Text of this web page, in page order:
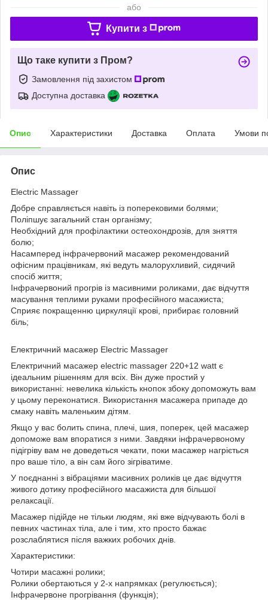
або
Купити з
Що таке купити з Пром?
Замовлення під захистом
Доступна доставка
Опис Характеристики Доставка Оплата Умови
Опис
Electric Massager
Добре справляється навіть із поперековими болями;
Поліпшує загальний стан організму;
Необхідний для профілактики остеохондрозів, для зняття
болю;
Насамперед інфрачервоний масажер рекомендований
офісним працівникам, які ведуть малорухливий, сидячий
спосіб життя;
Інфрачервоний прогрів із масивними роликами, дає відчуття
масування теплими руками професійного масажиста;
Сприяє покращенню циркуляції крові, прибирає головний
біль;
Електричний масажер Electric Massager
Електричний масажер electric massager 220+12 watt є
ідеальним рішенням для всіх. Він дуже простий у
використанні: невелика кількість кнопок збоку допоможуть вам
у цьому переконатися. Використання масажера припаде до
смаку навіть маленьким дітям.
Якщо у вас болить спина, плечі, шия, поперек, цей масажер
допоможе вам впоратися з ними. Завдяки інфрачервоному
підігріву вам не доведеться чекати, поки масажер нагріється
про ваше тіло, а він сам його зігріватиме.
У поєднанні з вібраціями масивних роликів це дає відчуття
живого дотику професійного масажиста для більшої
релаксації.
Масажер підійде не тільки людям, які вже відчувають болі в
певних частинах тіла, але і тим, хто просто бажає
розслаблятися після важких робочих днів.
Характеристики:
Чотири масажні ролики;
Ролики обертаються у 2-х напрямках (регулюється);
Інфрачервоне прогрівання (функція);